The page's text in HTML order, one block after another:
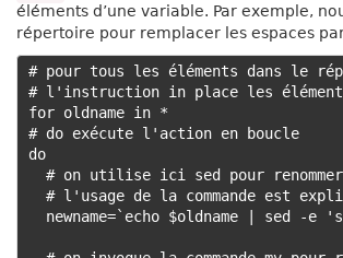
éléments d’une variable. Par exemple,
répertoire pour remplacer les espaces
# pour tous les éléments dans le
# l'instruction in place les
for oldname in *
# do exécute l'action en boucle
do